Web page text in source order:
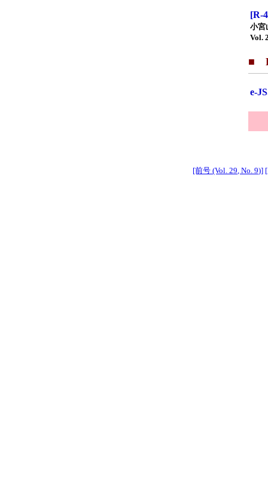
[R-
小宮
Vol.
■
e-
[前号 (Vol. 29, No. 9)]